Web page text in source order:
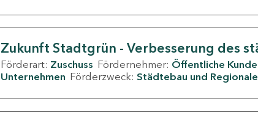
Zukunft Stadtgrün - Verbesserung des
Förderart: Zuschuss Fördernehmer: Öffentliche
Unternehmen Förderzweck: Städtebau und